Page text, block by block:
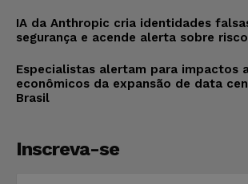
IA da Anthropic cria identidades
segurança e acende alerta sobre
Especialistas alertam para impactos
econômicos da expansão de data
Brasil
Inscreva-se